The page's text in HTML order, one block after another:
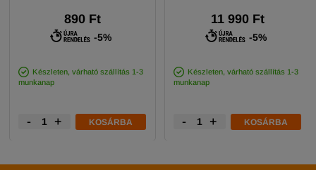
890 Ft
-5%
Készleten, várható szállítás 1-3
munkanap
- + KOSÁRBA
11 990 Ft
-5%
Készleten, várható szállítás 1-3
munkanap
- + KOSÁRBA